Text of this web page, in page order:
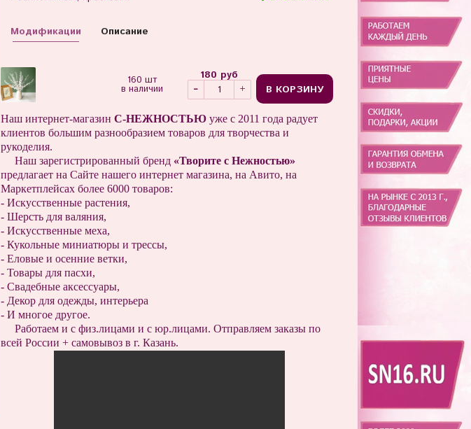
Модификации
160 шт
в наличии
180 руб
В КОРЗИНУ
Наш интернет-магазин С-НЕЖНОСТЬЮуже с 2011 года радует
клиентов большим разнообразием товаров для творчества и
рукоделия.
Наш зарегистрированный бренд «Творите с Нежностью»
предлагает на Сайте нашего интернет магазина, на Авито, на
Маркетплейсах более 6000 товаров:
- Искусственные растения,
- Шерсть для валяния,
- Искусственные меха,
- Кукольные миниатюры и трессы,
- Еловые и осенние ветки,
- Товары для пасхи,
- Свадебные аксессуары,
- Декор для одежды, интерьера
- И многое другое.
Работаем и с физ.лицами и с юр.лицами. Отправляем заказы по
всей России + самовывоз в г. Казань.
Описание